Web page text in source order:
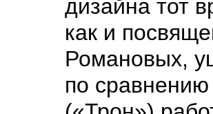
дизайна тот
как и
Романовых,
по